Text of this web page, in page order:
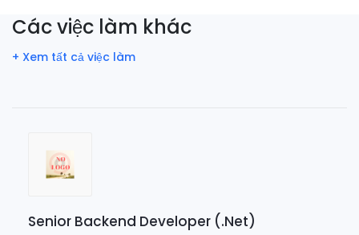
Các việc làm khác
+ Xem tất cả việc làm
Senior Backend Developer (.Net)